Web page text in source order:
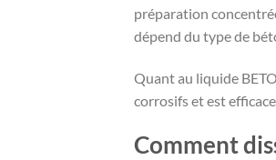
préparation
dépend du type de
Quant au liquide
corrosifs et est
Comment